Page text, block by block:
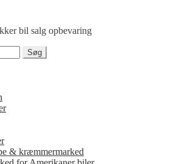
bil salg opbevaring
Søg
& kræmmermarked